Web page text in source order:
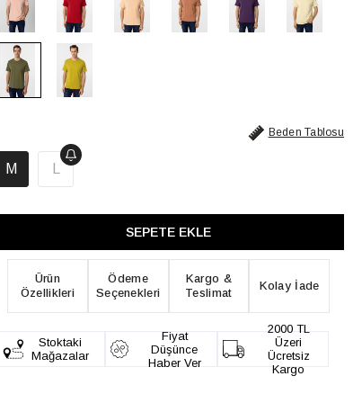
Beden Tablosu
M
Ürün
Özellikleri
Ödeme
Seçenekleri
Kargo &
Teslimat
Kolay İade
Stoktaki
Mağazalar
Fiyat
Düşünce
Haber Ver
2000 TL
Üzeri
Ücretsiz
Kargo